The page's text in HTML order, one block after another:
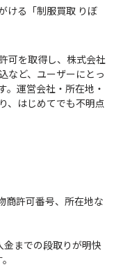
ける「制服買取 りぼ
可を取得し、株式会社
など、ユーザーにとっ
。運営会社・所在地・
、はじめてでも不明点
商許可番号、所在地な
金までの段取りが明快